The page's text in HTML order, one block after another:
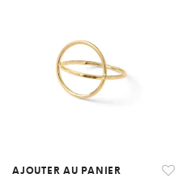
AJOUTER AU PANIER